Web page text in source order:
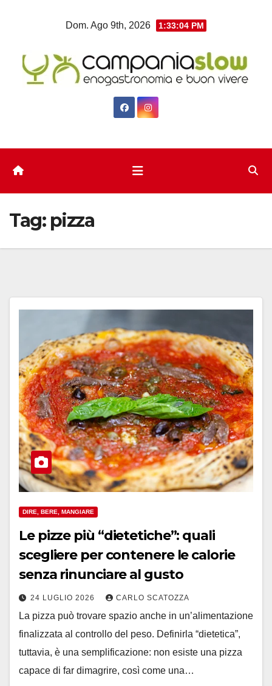
Dom. Ago 9th, 2026 1:33:05 PM
Tag: pizza
DIRE, BERE, MANGIARE
Le pizze più “dietetiche”: quali
scegliere per contenere le calorie
senza rinunciare al gusto
24 LUGLIO 2026 CARLO SCATOZZA
La pizza può trovare spazio anche in un’alimentazione
finalizzata al controllo del peso. Definirla “dietetica”,
tuttavia, è una semplificazione: non esiste una pizza
capace di far dimagrire, così come una…